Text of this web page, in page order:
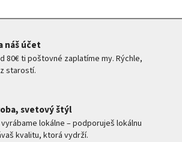
náš účet
80€ ti poštovné zaplatíme my. Rýchle,
starostí.
svetový štýl
lokálne – podporuješ lokálnu
kvalitu, ktorá vydrží.